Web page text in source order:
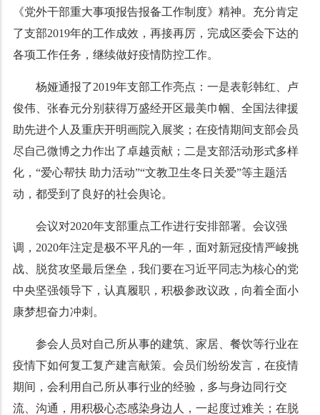
《党外干部重大事项报告报备工作制度》精神。充分肯定
了支部2019年的工作成效，再接再厉，完成区委会下达的
各项工作任务，继续做好疫情防控工作。
杨娅通报了2019年支部工作亮点：一是表彰韩红、卢
俊伟、张春元分别获得万盛经开区最美巾帼、全国法律援
助先进个人及重庆开明画院入展奖；在疫情期间支部会员
尽自己微博之力作出了卓越贡献；二是支部活动形式多样
化，“爱心帮扶 助力活动”“文教卫生冬日关爱”等主题活
动，都受到了良好的社会舆论。
会议对2020年支部重点工作进行安排部署。会议强
调，2020年注定是极不平凡的一年，面对新冠疫情严峻挑
战、脱贫攻坚最后堡垒，我们要在习近平同志为核心的党
中央坚强领导下，认真履职，积极参政议政，向着全面小
康梦想奋力冲刺。
参会人员对自己所从事的建筑、家居、餐饮等行业在
疫情下如何复工复产建言献策。会员们纷纷发言，在疫情
期间，会利用自己所从事行业的经验，多与身边同行交
流、沟通，用积极心态感染身边人，一起度过难关；在脱